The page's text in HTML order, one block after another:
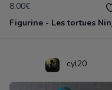
8.00€
cyl20